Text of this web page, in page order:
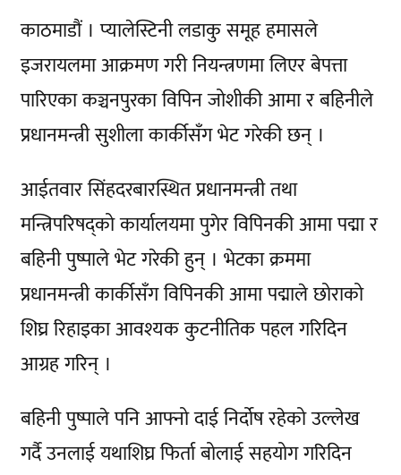
काठमाडौं । प्यालेस्टिनी लडाकु समूह हमासले
इजरायलमा आक्रमण गरी नियन्त्रणमा लिएर बेपत्ता
पारिएका कञ्चनपुरका विपिन जोशीकी आमा र बहिनीले
प्रधानमन्त्री सुशीला कार्कीसँग भेट गरेकी छन् ।
आईतवार सिंहदरबारस्थित प्रधानमन्त्री तथा
मन्त्रिपरिषद्को कार्यालयमा पुगेर विपिनकी आमा पद्मा र
बहिनी पुष्पाले भेट गरेकी हुन् । भेटका क्रममा
प्रधानमन्त्री कार्कीसँग विपिनकी आमा पद्माले छोराको
शिघ्र रिहाइका आवश्यक कुटनीतिक पहल गरिदिन
आग्रह गरिन् ।
बहिनी पुष्पाले पनि आफ्नो दाई निर्दोष रहेको उल्लेख
गर्दै उनलाई यथाशिघ्र फिर्ता बोलाई सहयोग गरिदिन